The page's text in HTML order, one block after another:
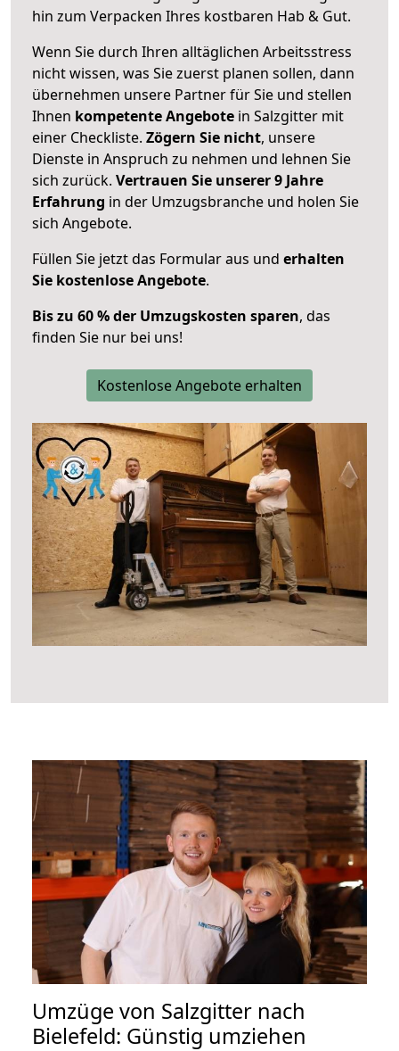
hin zum Verpacken Ihres kostbaren Hab & Gut.
Wenn Sie durch Ihren alltäglichen Arbeitsstress
nicht wissen, was Sie zuerst planen sollen, dann
übernehmen unsere Partner für Sie und stellen
Ihnen kompetente Angebote in Salzgitter mit
einer Checkliste. Zögern Sie nicht, unsere
Dienste in Anspruch zu nehmen und lehnen Sie
sich zurück. Vertrauen Sie unserer 9 Jahre
Erfahrung in der Umzugsbranche und holen Sie
sich Angebote.
Füllen Sie jetzt das Formular aus und erhalten
Sie kostenlose Angebote.
Bis zu 60 % der Umzugskosten sparen, das
finden Sie nur bei uns!
Kostenlose Angebote erhalten
Umzüge von Salzgitter nach
Bielefeld: Günstig umziehen